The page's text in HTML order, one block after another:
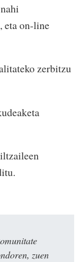
eta on-line
zerbitzu
zuen